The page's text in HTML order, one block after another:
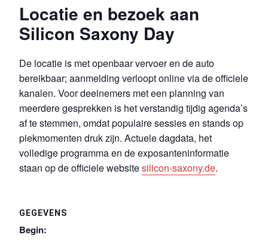
Locatie en bezoek aan
Silicon Saxony Day
De locatie is met openbaar vervoer en de auto
bereikbaar; aanmelding verloopt online via de officiele
kanalen. Voor deelnemers met een planning van
meerdere gesprekken is het verstandig tijdig agenda’s
af te stemmen, omdat populaire sessies en stands op
piekmomenten druk zijn. Actuele dagdata, het
volledige programma en de exposanteninformatie
staan op de officiele websitesilicon-saxony.de.
GEGEVENS
Begin: